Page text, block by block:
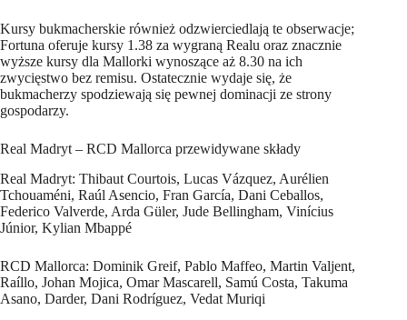
Kursy bukmacherskie również odzwierciedlają te obserwacje;
Fortuna oferuje kursy 1.38 za wygraną Realu oraz znacznie
wyższe kursy dla Mallorki wynoszące aż 8.30 na ich
zwycięstwo bez remisu. Ostatecznie wydaje się, że
bukmacherzy spodziewają się pewnej dominacji ze strony
gospodarzy.
Real Madryt – RCD Mallorca przewidywane składy
Real Madryt: Thibaut Courtois, Lucas Vázquez, Aurélien
Tchouaméni, Raúl Asencio, Fran García, Dani Ceballos,
Federico Valverde, Arda Güler, Jude Bellingham, Vinícius
Júnior, Kylian Mbappé
RCD Mallorca: Dominik Greif, Pablo Maffeo, Martin Valjent,
Raíllo, Johan Mojica, Omar Mascarell, Samú Costa, Takuma
Asano, Darder, Dani Rodríguez, Vedat Muriqi